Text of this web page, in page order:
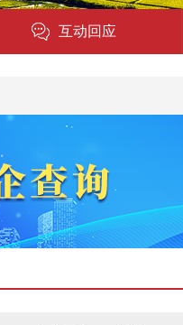
互动回应
在线访谈
网上信访